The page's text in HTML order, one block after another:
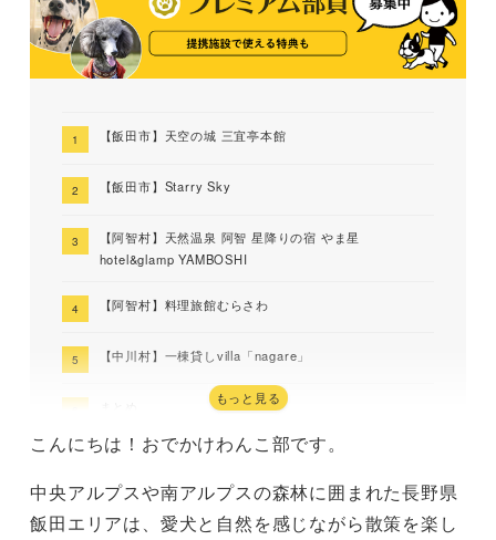
【飯田市】天空の城 三宜亭本館
【飯田市】Starry Sky
【阿智村】天然温泉 阿智 星降りの宿 やま星
hotel&glamp YAMBOSHI
【阿智村】料理旅館むらさわ
【中川村】一棟貸しvilla「nagare」
もっと見る
こんにちは！おでかけわんこ部です。
中央アルプスや南アルプスの森林に囲まれた長野県
飯田エリアは、愛犬と自然を感じながら散策を楽し